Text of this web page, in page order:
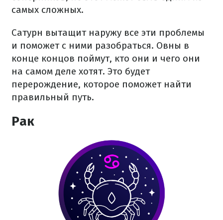
самых сложных.
Сатурн вытащит наружу все эти проблемы
и поможет с ними разобраться. Овны в
конце концов поймут, кто они и чего они
на самом деле хотят. Это будет
перерождение, которое поможет найти
правильный путь.
Рак